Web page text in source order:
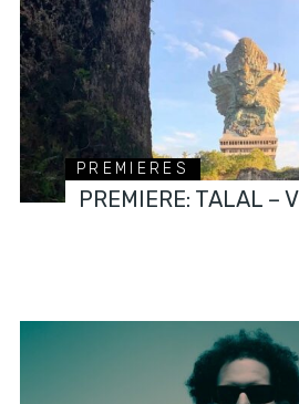
PREMIERES
PREMIERE: TALAL –